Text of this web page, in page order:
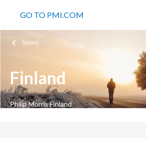
GO TO PMI.COM
Suomi
Finland
Philip Morris Finland